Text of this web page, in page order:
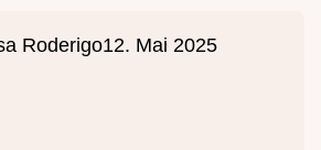
Roderigo12. Mai 2025